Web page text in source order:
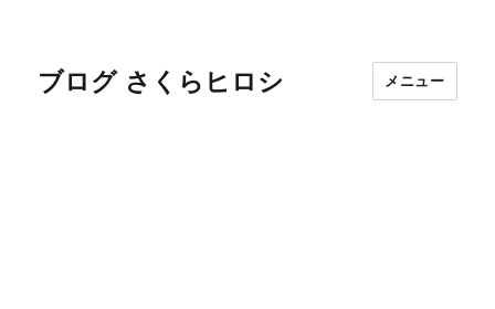
ブログ さくらヒロシ メニュー